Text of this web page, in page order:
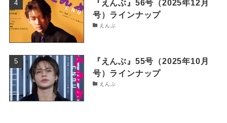
『えんぶ』56号（2025年12月
号）ラインナップ
えんぶ
『えんぶ』55号（2025年10月
号）ラインナップ
えんぶ